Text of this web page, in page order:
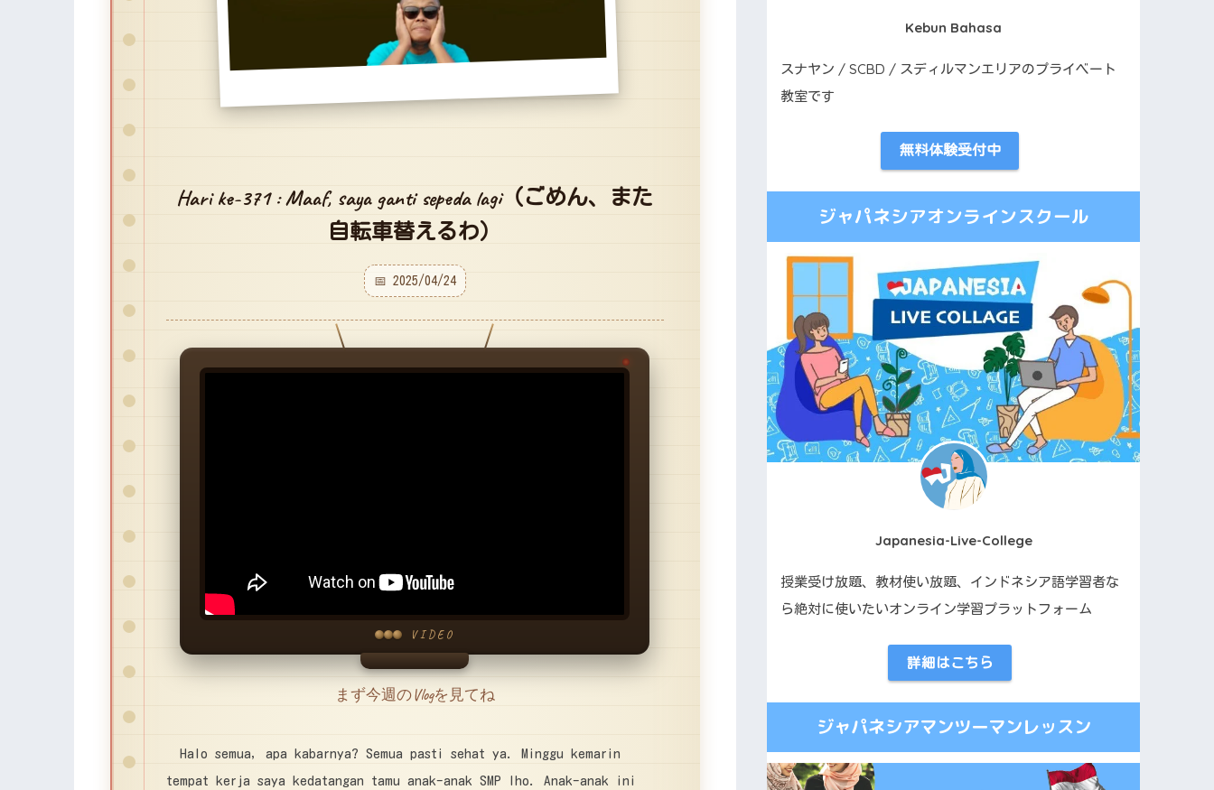
Hari ke-371 : Maaf, saya ganti sepeda lagi（ごめん、また
自転車替えるわ）
📅 2025/04/24
VIDEO
まず今週のVlogを見てね
Halo semua, apa kabarnya? Semua pasti sehat ya. Minggu kemarin
tempat kerja saya kedatangan tamu anak-anak SMP lho. Anak-anak ini
Kebun Bahasa
スナヤン / SCBD / スディルマンエリアのプライベート
教室です
無料体験受付中
ジャパネシアオンラインスクール
Japanesia-Live-College
授業受け放題、教材使い放題、インドネシア語学習者な
ら絶対に使いたいオンライン学習プラットフォーム
詳細はこちら
ジャパネシアマンツーマンレッスン